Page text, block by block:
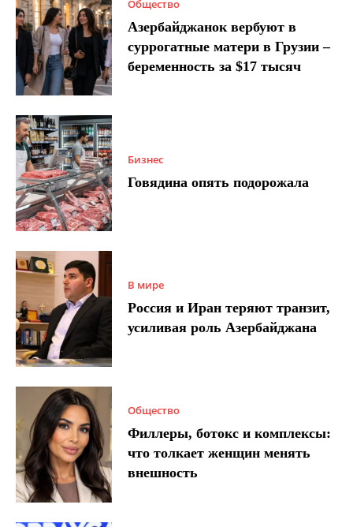
Общество
Азербайджанок вербуют в
суррогатные матери в Грузии –
беременность за $17 тысяч
Бизнес
Говядина опять подорожала
В мире
Россия и Иран теряют транзит,
усиливая роль Азербайджана
Общество
Филлеры, ботокс и комплексы:
что толкает женщин менять
внешность